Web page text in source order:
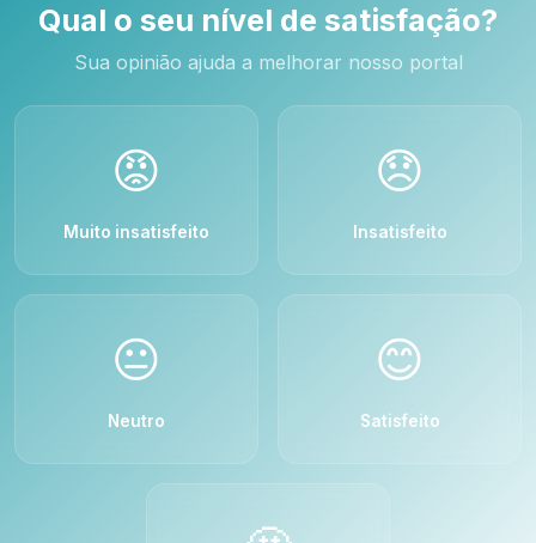
Qual o seu nível de satisfação?
Sua opinião ajuda a melhorar nosso portal
😡
Muito insatisfeito
😞
Insatisfeito
😐
Neutro
😊
Satisfeito